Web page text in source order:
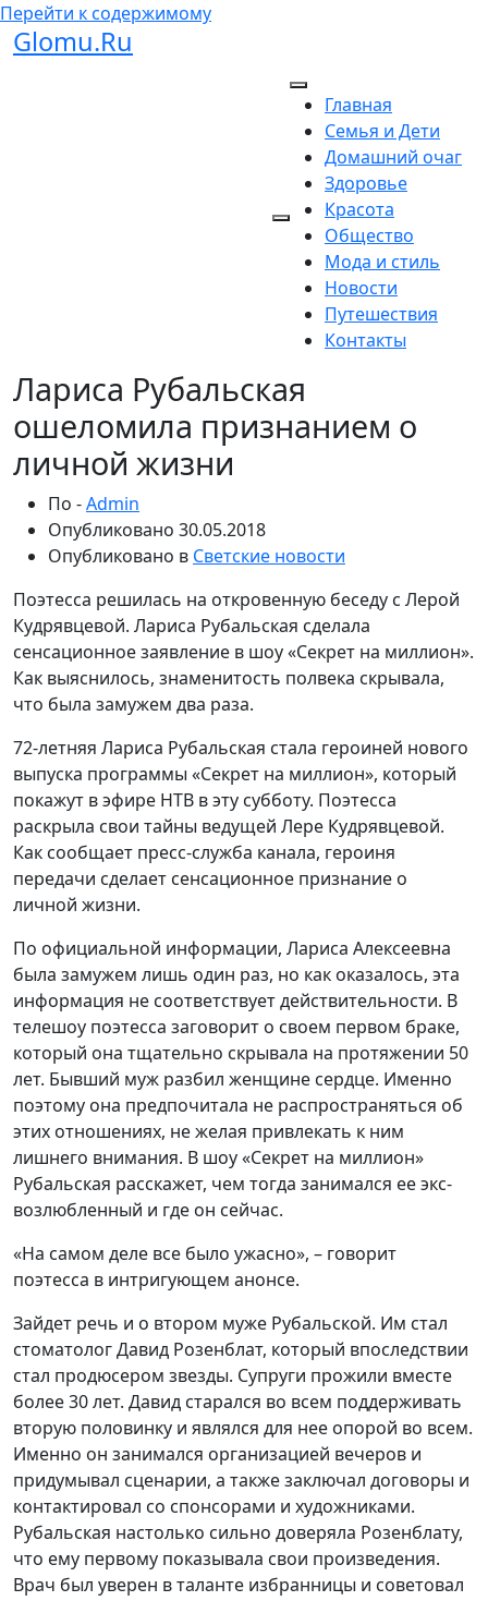
Перейти к содержимому
Glomu.Ru
Главная
Семья и Дети
Домашний очаг
Здоровье
Красота
Общество
Мода и стиль
Новости
Путешествия
Контакты
Лариса Рубальская
ошеломила признанием о
личной жизни
По -Admin
Опубликовано 30.05.2018
Опубликовано в Светские новости
Поэтесса решилась на откровенную беседу с Лерой
Кудрявцевой. Лариса Рубальская сделала
сенсационное заявление в шоу «Секрет на миллион».
Как выяснилось, знаменитость полвека скрывала,
что была замужем два раза.
72-летняя Лариса Рубальская стала героиней нового
выпуска программы «Секрет на миллион», который
покажут в эфире НТВ в эту субботу. Поэтесса
раскрыла свои тайны ведущей Лере Кудрявцевой.
Как сообщает пресс-служба канала, героиня
передачи сделает сенсационное признание о
личной жизни.
По официальной информации, Лариса Алексеевна
была замужем лишь один раз, но как оказалось, эта
информация не соответствует действительности. В
телешоу поэтесса заговорит о своем первом браке,
который она тщательно скрывала на протяжении 50
лет. Бывший муж разбил женщине сердце. Именно
поэтому она предпочитала не распространяться об
этих отношениях, не желая привлекать к ним
лишнего внимания. В шоу «Секрет на миллион»
Рубальская расскажет, чем тогда занимался ее экс-
возлюбленный и где он сейчас.
«На самом деле все было ужасно», – говорит
поэтесса в интригующем анонсе.
Зайдет речь и о втором муже Рубальской. Им стал
стоматолог Давид Розенблат, который впоследствии
стал продюсером звезды. Супруги прожили вместе
более 30 лет. Давид старался во всем поддерживать
вторую половинку и являлся для нее опорой во всем.
Именно он занимался организацией вечеров и
придумывал сценарии, а также заключал договоры и
контактировал со спонсорами и художниками.
Рубальская настолько сильно доверяла Розенблату,
что ему первому показывала свои произведения.
Врач был уверен в таланте избранницы и советовал